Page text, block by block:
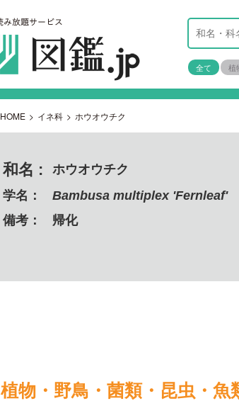
全て 植
HOME > イネ科 > ホウオウチク
和名 :
ホウオウチク
学名：
Bambusa multiplex 'Fernleaf'
備考：
帰化
植物・野鳥・菌類・昆虫・